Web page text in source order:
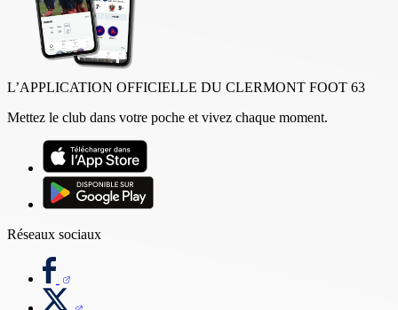
L’APPLICATION OFFICIELLE DU CLERMONT FOOT 63
Mettez le club dans votre poche et vivez chaque moment.
Réseaux sociaux